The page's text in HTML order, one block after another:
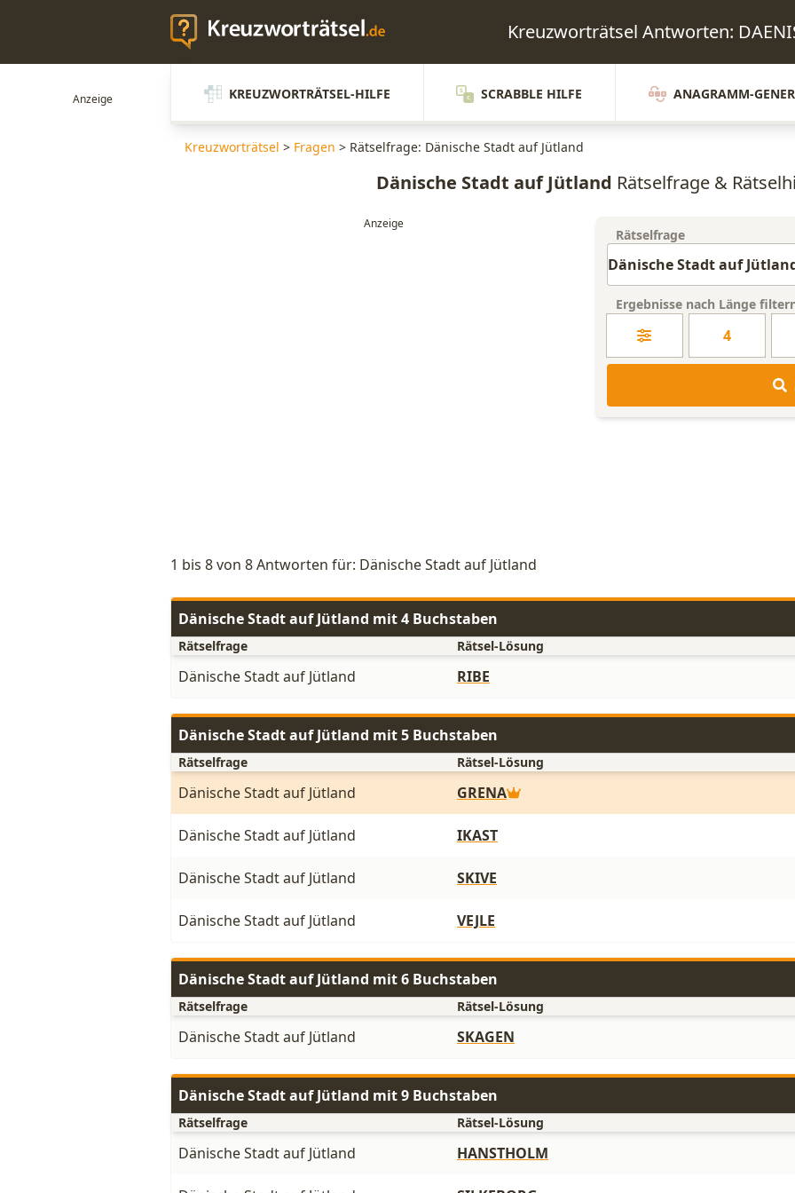
Kreuzworträtsel Antworten:
KREUZWORTRÄTSEL-HILFE SCRABBLE HILFE ANAGRAMM-
Kreuzworträtsel > Fragen > Rätselfrage: Dänische Stadt auf Jütland
Dänische Stadt auf Jütland Rätselfrage &
Rätselfrage
Ergebnisse nach Länge
4
1 bis 8 von 8 Antworten für: Dänische Stadt auf Jütland
Dänische Stadt auf Jütland mit 4 Buchstaben
Rätselfrage Rätsel-Lösung
Dänische Stadt auf Jütland RIBE
Dänische Stadt auf Jütland mit 5 Buchstaben
Rätselfrage Rätsel-Lösung
Dänische Stadt auf Jütland GRENA
Dänische Stadt auf Jütland IKAST
Dänische Stadt auf Jütland SKIVE
Dänische Stadt auf Jütland VEJLE
Dänische Stadt auf Jütland mit 6 Buchstaben
Rätselfrage Rätsel-Lösung
Dänische Stadt auf Jütland SKAGEN
Dänische Stadt auf Jütland mit 9 Buchstaben
Rätselfrage Rätsel-Lösung
Dänische Stadt auf Jütland HANSTHOLM